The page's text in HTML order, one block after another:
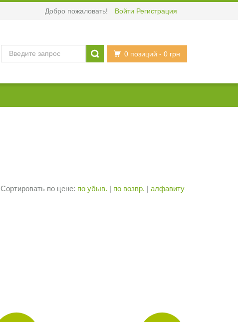
Добро пожаловать! Войти Регистрация
0 позиций - 0 грн
Сортировать по цене: по убыв. | по возвр. | алфавиту